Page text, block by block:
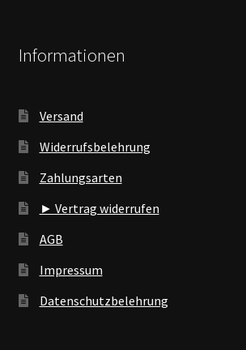
Informationen
Versand
Widerrufsbelehrung
Zahlungsarten
► Vertrag widerrufen
AGB
Impressum
Datenschutzbelehrung